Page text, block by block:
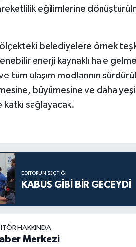
eğilimlerine
ölçekteki belediyelere örnek
enerji kaynaklı hale
tüm ulaşım modlarının
büyümesine ve daha
katkı sağlayacak.
EDITÖRÜN SEÇTIĞI
KABUS GİBİ BİR GECEYDİ
HAKKINDA
Merkezi